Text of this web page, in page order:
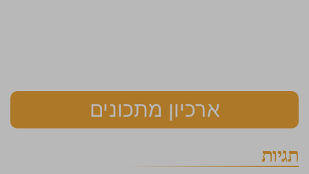
ארכיון מתכונים
תגיות